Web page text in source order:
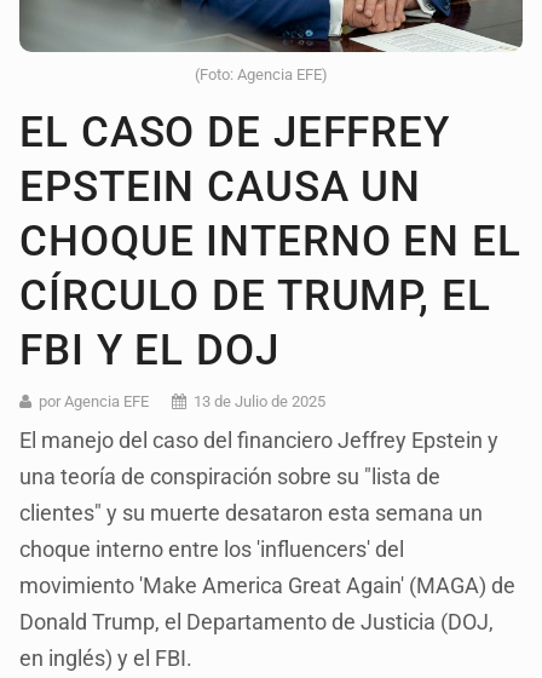
(Foto: Agencia EFE)
EL CASO DE JEFFREY
EPSTEIN CAUSA UN
CHOQUE INTERNO EN EL
CÍRCULO DE TRUMP, EL
FBI Y EL DOJ
por Agencia EFE 13 de Julio de 2025
El manejo del caso del financiero Jeffrey Epstein y
una teoría de conspiración sobre su "lista de
clientes" y su muerte desataron esta semana un
choque interno entre los 'influencers' del
movimiento 'Make America Great Again' (MAGA) de
Donald Trump, el Departamento de Justicia (DOJ,
en inglés) y el FBI.